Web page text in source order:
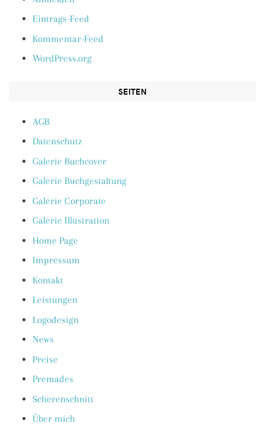
Eintrags-Feed
Kommentar-Feed
WordPress.org
SEITEN
AGB
Datenschutz
Galerie Buchcover
Galerie Buchgestaltung
Galerie Corporate
Galerie Illustration
Home Page
Impressum
Kontakt
Leistungen
Logodesign
News
Preise
Premades
Scherenschnitt
Über mich